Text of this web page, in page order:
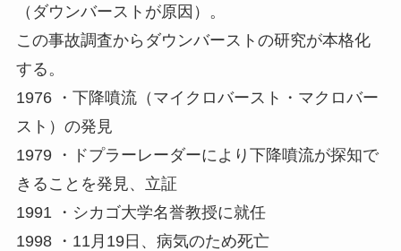
（ダウンバーストが原因）。
この事故調査からダウンバーストの研究が本格化
する。
1976 ・下降噴流（マイクロバースト・マクロバー
スト）の発見
1979 ・ドプラーレーダーにより下降噴流が探知で
きることを発見、立証
1991 ・シカゴ大学名誉教授に就任
1998 ・11月19日、病気のため死亡